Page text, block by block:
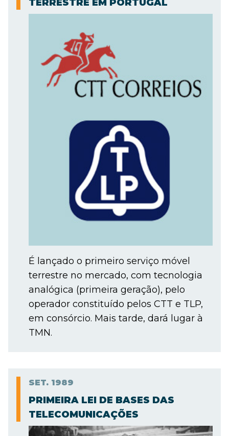
TERRESTRE EM PORTUGAL
É lançado o primeiro serviço móvel
terrestre no mercado, com tecnologia
analógica (primeira geração), pelo
operador constituído pelos CTT e TLP,
em consórcio. Mais tarde, dará lugar à
TMN.
SET. 1989
PRIMEIRA LEI DE BASES DAS
TELECOMUNICAÇÕES